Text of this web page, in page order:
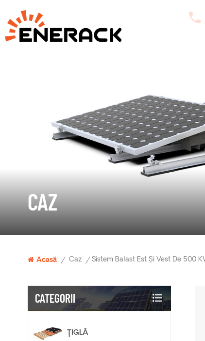
CAZ
Acasă / Caz /
CATEGORII
ŢIGLĂ